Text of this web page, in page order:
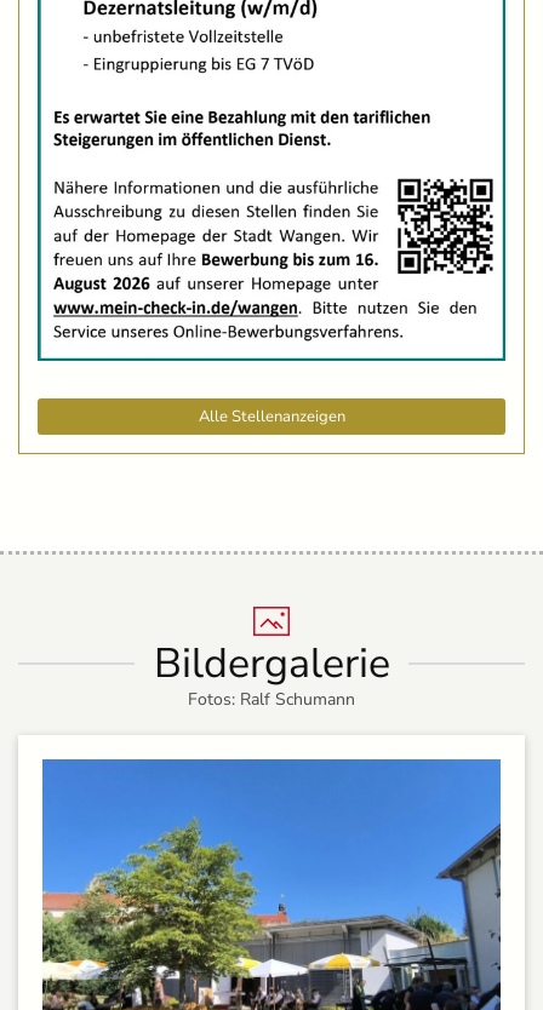
Alle Stellenanzeigen
Bildergalerie
Fotos: Ralf Schumann